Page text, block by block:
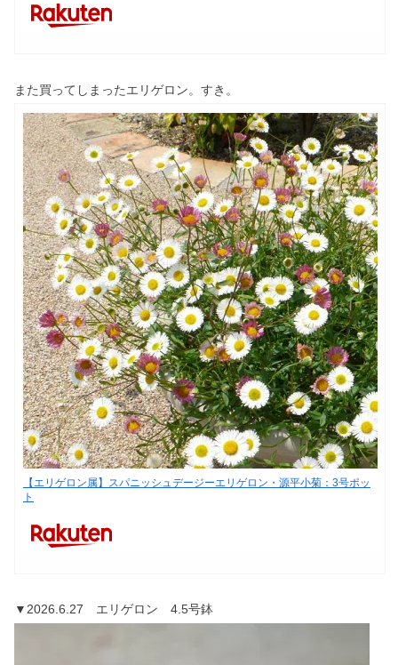
また買ってしまったエリゲロン。すき。
【エリゲロン属】スパニッシュデージーエリゲロン・源平小菊：3号ポッ
ト
▼2026.6.27 エリゲロン 4.5号鉢